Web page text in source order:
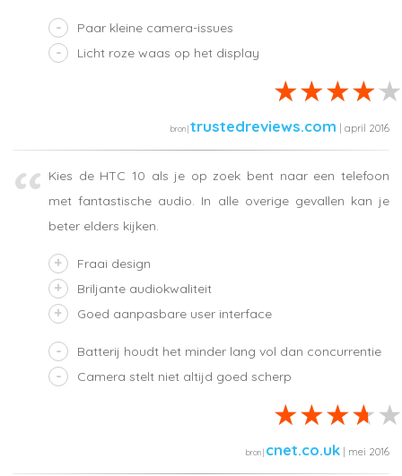
Paar kleine camera-issues
Licht roze waas op het display
trustedreviews.com | april 2016
Kies de HTC 10 als je op zoek bent naar een telefoon
met fantastische audio. In alle overige gevallen kan je
beter elders kijken.
Fraai design
Briljante audiokwaliteit
Goed aanpasbare user interface
Batterij houdt het minder lang vol dan concurrentie
Camera stelt niet altijd goed scherp
cnet.co.uk | mei 2016